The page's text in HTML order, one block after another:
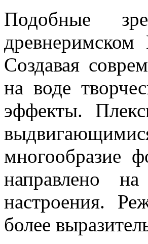
Подобные
Создавая
на воде
эффекты.
многообразие
направлено
настроения.
более